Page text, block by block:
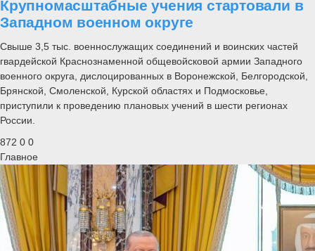
Крупномасштабные учения стартовали в
Западном военном округе
Свыше 3,5 тыс. военнослужащих соединений и воинских частей
гвардейской Краснознаменной общевойсковой армии Западного
военного округа, дислоцированных в Воронежской, Белгородской,
Брянской, Смоленской, Курской областях и Подмосковье,
приступили к проведению плановых учений в шести регионах
России.
872 0 0
Главное